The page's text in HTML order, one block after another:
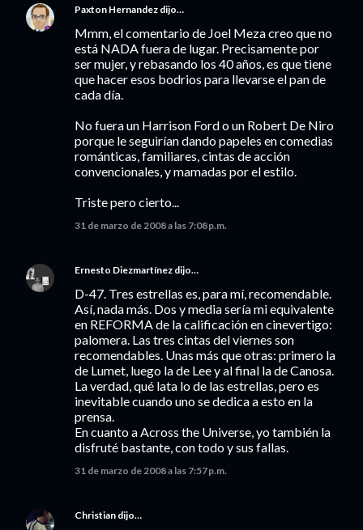
Paxton Hernandez dijo…
Mmm, el comentario de Joel Meza creo que no
está NADA fuera de lugar. Precisamente por
ser mujer, y rebasando los 40 años, es que tiene
que hacer esos bodrios para llevarse el pan de
cada día.
No fuera un Harrison Ford o un Robert De Niro
porque le seguirían dando papeles en comedias
románticas, familiares, cintas de acción
convencionales, y mamadas por el estilo.
Triste pero cierto...
31 de marzo de 2008 a las 7:08 p.m.
Ernesto Diezmartínez dijo…
D-47. Tres estrellas es, para mí, recomendable.
Así, nada más. Dos y media sería mi equivalente
en REFORMA de la calificación en cinevertigo:
palomera. Las tres cintas del viernes son
recomendables. Unas más que otras: primero la
de Lumet, luego la de Lee y al final la de Canosa.
La verdad, qué lata lo de las estrellas, pero es
inevitable cuando uno se dedica a esto en la
prensa.
En cuanto a Across the Universe, yo también la
disfruté bastante, con todo y sus fallas.
31 de marzo de 2008 a las 7:57 p.m.
Christian dijo…